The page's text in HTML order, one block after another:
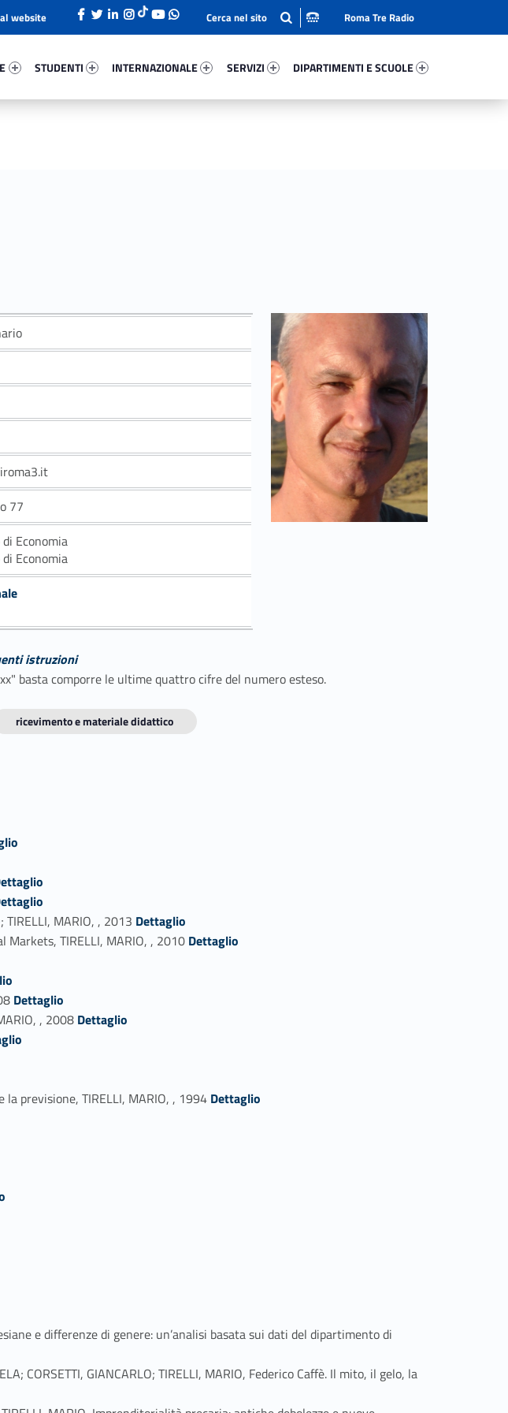
STUDENTI
INTERNAZIONALE
SERVIZI
DIPARTIMENTI E SCUOLE
website Roma Tre Radio
77
Economia
Economia
istruzioni
basta comporre le ultime quattro cifre del numero esteso.
ricevimento e materiale didattico
TIRELLI, MARIO, , 2013 Link identifier #identifier_person_35724-6
Dettaglio
TIRELLI, MARIO, , 2010 Link identifier #identifier_person_161388-7
Dettaglio
Link identifier #identifier_person_26479-10
Dettaglio
, 2008 Link identifier #identifier_person_144348-11
Dettaglio
previsione, TIRELLI, MARIO, , 1994 Link identifier #identifier_person_126990-15
Dettaglio
e differenze di genere: un’analisi basata sui dati del dipartimento di
CORSETTI, GIANCARLO; TIRELLI, MARIO, Federico Caffè. Il mito, il gelo, la